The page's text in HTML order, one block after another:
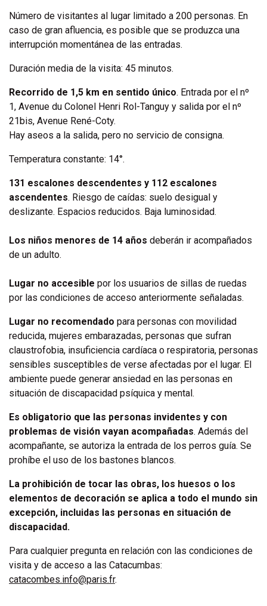
Número de visitantes al lugar limitado a 200 personas. En
caso de gran afluencia, es posible que se produzca una
interrupción momentánea de las entradas.
Duración media de la visita: 45 minutos.
Recorrido de 1,5 km en sentido único. Entrada por el nº
1, Avenue du Colonel Henri Rol-Tanguy y salida por el nº
21bis, Avenue René-Coty.
Hay aseos a la salida, pero no servicio de consigna.
Temperatura constante: 14°.
131 escalones descendentes y 112 escalones
ascendentes. Riesgo de caídas: suelo desigual y
deslizante. Espacios reducidos. Baja luminosidad.
Los niños menores de 14 años deberán ir acompañados
de un adulto.
Lugar no accesible por los usuarios de sillas de ruedas
por las condiciones de acceso anteriormente señaladas.
Lugar no recomendado para personas con movilidad
reducida, mujeres embarazadas, personas que sufran
claustrofobia, insuficiencia cardíaca o respiratoria, personas
sensibles susceptibles de verse afectadas por el lugar. El
ambiente puede generar ansiedad en las personas en
situación de discapacidad psíquica y mental.
Es obligatorio que las personas invidentes y con
problemas de visión vayan acompañadas. Además del
acompañante, se autoriza la entrada de los perros guía. Se
prohíbe el uso de los bastones blancos.
La prohibición de tocar las obras, los huesos o los
elementos de decoración se aplica a todo el mundo sin
excepción, incluidas las personas en situación de
discapacidad.
Para cualquier pregunta en relación con las condiciones de
visita y de acceso a las Catacumbas:
catacombes.info@paris.fr.